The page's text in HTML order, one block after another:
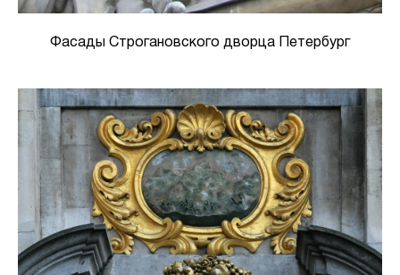
Фасады Строгановского дворца Петербург